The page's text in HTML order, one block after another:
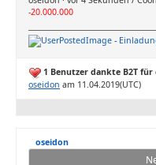
-20.000.000
-
1 Benutzer dankte B2T
oseidon am 11.04.2019(UTC)
oseidon